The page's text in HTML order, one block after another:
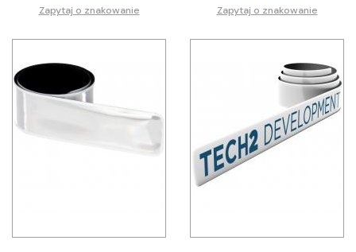
Zapytaj o znakowanie Zapytaj o znakowanie